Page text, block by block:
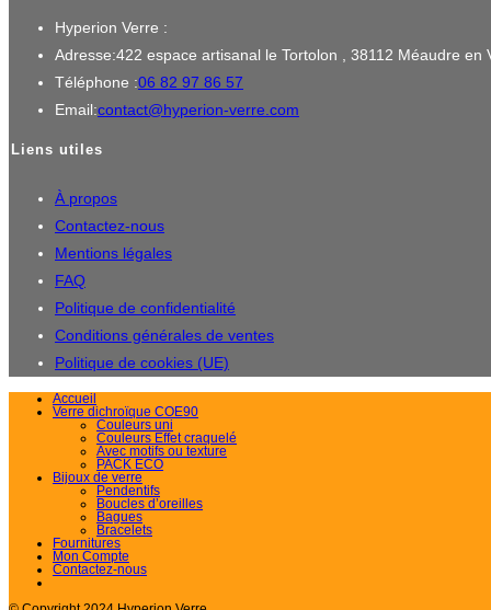
Hyperion Verre :
Adresse:422 espace artisanal le Tortolon , 38112 Méaudre en
Téléphone :06 82 97 86 57
dans
Email:contact@hyperion-verre.com
Liens utiles
À propos
Contactez-nous
Mentions légales
FAQ
Politique de confidentialité
Conditions générales de ventes
Politique de cookies (UE)
Accueil
Verre dichroïque COE90
Couleurs uni
Couleurs Effet craquelé
Avec motifs ou texture
PACK ECO
Bijoux de verre
Pendentifs
Boucles d’oreilles
Bagues
Bracelets
Fournitures
Mon Compte
Contactez-nous